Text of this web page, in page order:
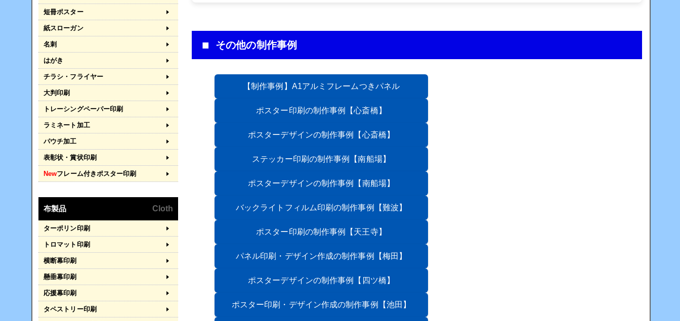
短冊ポスター
紙スローガン
名刺
はがき
チラシ・フライヤー
大判印刷
トレーシングペーパー印刷
ラミネート加工
パウチ加工
表彰状・賞状印刷
Newフレーム付きポスター印刷
布製品 Cloth
ターポリン印刷
トロマット印刷
横断幕印刷
懸垂幕印刷
応援幕印刷
タペストリー印刷
その他の制作事例
【制作事例】A1アルミフレームつきパネル
ポスター印刷の制作事例 【心斎橋】
ポスターデザインの制作事例 【心斎橋】
ステッカー印刷の制作事例 【南船場】
ポスターデザインの制作事例 【南船場】
バックライトフィルム印刷の制作事例 【難波】
ポスター印刷の制作事例 【天王寺】
パネル印刷・デザイン作成の制作事例 【梅田】
ポスターデザインの制作事例 【四ツ橋】
ポスター印刷・デザイン作成の制作事例 【池田】